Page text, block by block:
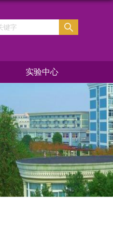
实验中心